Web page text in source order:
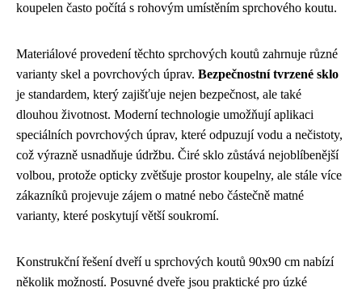
koupelen často počítá s rohovým umístěním sprchového koutu.
Materiálové provedení těchto sprchových koutů zahrnuje různé
varianty skel a povrchových úprav. Bezpečnostní tvrzené sklo
je standardem, který zajišťuje nejen bezpečnost, ale také
dlouhou životnost. Moderní technologie umožňují aplikaci
speciálních povrchových úprav, které odpuzují vodu a nečistoty,
což výrazně usnadňuje údržbu. Čiré sklo zůstává nejoblíbenější
volbou, protože opticky zvětšuje prostor koupelny, ale stále více
zákazníků projevuje zájem o matné nebo částečně matné
varianty, které poskytují větší soukromí.
Konstrukční řešení dveří u sprchových koutů 90x90 cm nabízí
několik možností. Posuvné dveře jsou praktické pro úzké